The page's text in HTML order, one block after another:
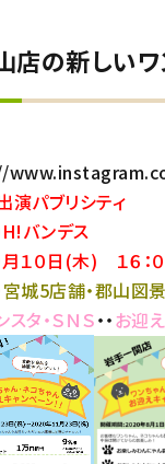
店の新しいワ
演パブリシティ
バンデス
１０日(木) １６：０
宮城5店舗・郡山図
タ・ＳＮＳ・・お迎